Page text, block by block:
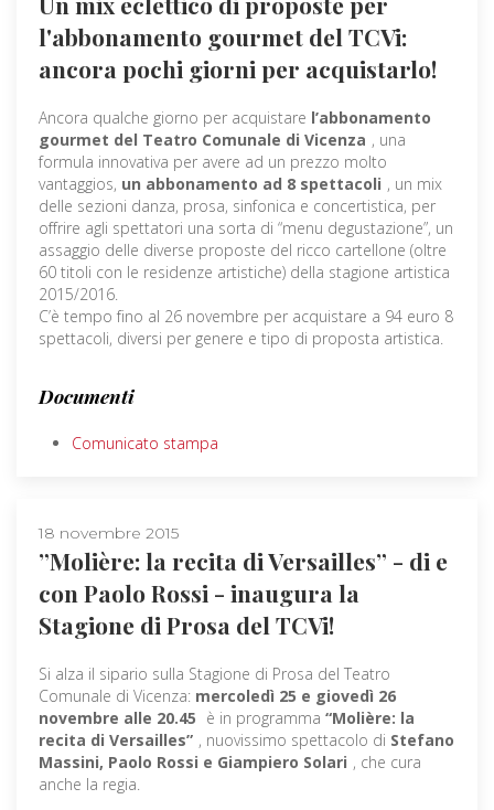
l'abbonamento gourmet del TCVi:
ancora pochi giorni per acquistarlo!
Ancora qualche giorno per acquistare l’abbonamento
gourmet del Teatro Comunale di Vicenza , una
formula innovativa per avere ad un prezzo molto
vantaggios, un abbonamento ad 8 spettacoli , un mix
delle sezioni danza, prosa, sinfonica e concertistica, per
offrire agli spettatori una sorta di “menu degustazione”, un
assaggio delle diverse proposte del ricco cartellone (oltre
60 titoli con le residenze artistiche) della stagione artistica
2015/2016.
C’è tempo fino al 26 novembre per acquistare a 94 euro 8
spettacoli, diversi per genere e tipo di proposta artistica.
Documenti
Comunicato stampa
18 novembre 2015
”Molière: la recita di Versailles” - di e
con Paolo Rossi - inaugura la
Stagione di Prosa del TCVi!
Si alza il sipario sulla Stagione di Prosa del Teatro
Comunale di Vicenza: mercoledì 25 e giovedì 26
novembre alle 20.45 è in programma “Molière: la
recita di Versailles” , nuovissimo spettacolo di Stefano
Massini, Paolo Rossi e Giampiero Solari , che cura
anche la regia.